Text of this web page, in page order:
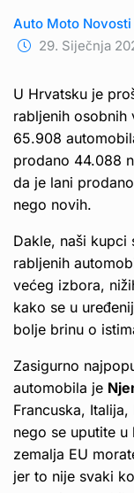
Auto Moto Novosti
29. Siječnja
U Hrvatsku je
rabljenih
65.908
prodano 44.088
da je lani prodano
nego novih.
Dakle, naši kupci
rabljenih
većeg izbora,
kako se u
bolje brinu o
Zasigurno
automobila je
Francuska,
nego se uputite
zemalja EU
jer to nije svaki